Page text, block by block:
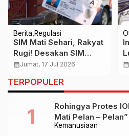
Berita Regulasi
SIM Mati Sehari, Rakyat
Rugi! Desakan SIM
Berlaku Seumur Hidup
calendar_monthJumat, 17 Jul 2026 calendar_month
TERPOPULER
Kemanusiaan
Rohingya Protes
Mati Pelan – Pelan”